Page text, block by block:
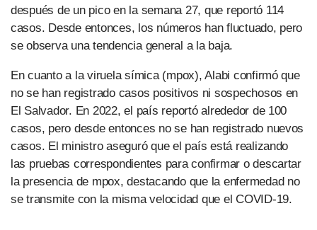
después de un pico en la semana 27, que reportó 114
casos. Desde entonces, los números han fluctuado, pero
se observa una tendencia general a la baja.
En cuanto a la viruela símica (mpox), Alabi confirmó que
no se han registrado casos positivos ni sospechosos en
El Salvador. En 2022, el país reportó alrededor de 100
casos, pero desde entonces no se han registrado nuevos
casos. El ministro aseguró que el país está realizando
las pruebas correspondientes para confirmar o descartar
la presencia de mpox, destacando que la enfermedad no
se transmite con la misma velocidad que el COVID-19.